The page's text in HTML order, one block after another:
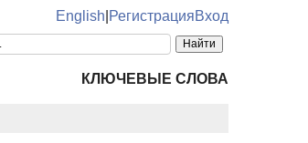
English РегистрацияВход
КЛЮЧЕВЫЕ СЛОВА